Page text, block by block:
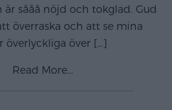
är sååå nöjd och tokglad. Gud
överraska och att se mina
överlyckliga över […]
Read More…